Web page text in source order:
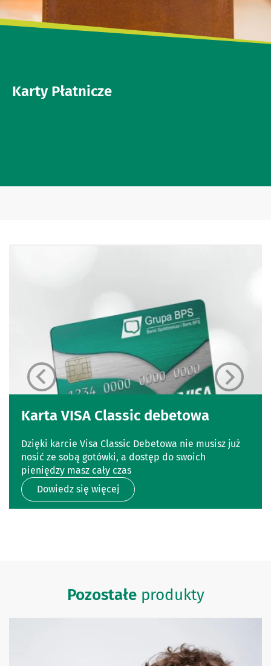
Karty Płatnicze
Karta VISA Classic debetowa
Dzięki karcie Visa Classic Debetowa nie musisz już
nosić ze sobą gotówki, a dostęp do swoich
pieniędzy masz cały czas
Dowiedz się więcej
Pozostałeprodukty